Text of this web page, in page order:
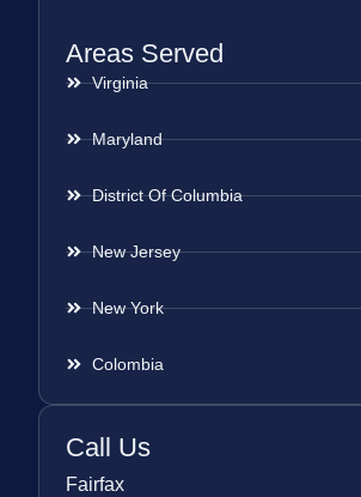
Areas Served
Virginia
Maryland
District Of Columbia
New Jersey
New York
Colombia
Call Us
Fairfax